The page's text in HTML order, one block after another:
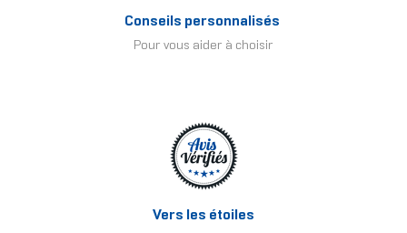
Conseils personnalisés
Pour vous aider à choisir
Vers les étoiles